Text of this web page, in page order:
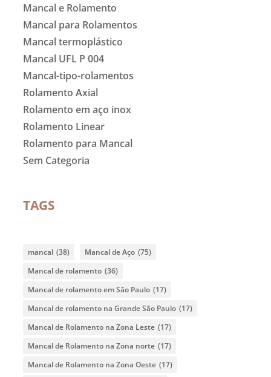
Mancal e Rolamento
Mancal para Rolamentos
Mancal termoplástico
Mancal UFL P 004
Mancal-tipo-rolamentos
Rolamento Axial
Rolamento em aço inox
Rolamento Linear
Rolamento para Mancal
Sem Categoria
TAGS
mancal (38) Mancal de Aço (75)
Mancal de rolamento (36)
Mancal de rolamento em São Paulo (17)
Mancal de rolamento na Grande São Paulo (17)
Mancal de Rolamento na Zona Leste (17)
Mancal de Rolamento na Zona norte (17)
Mancal de Rolamento na Zona Oeste (17)